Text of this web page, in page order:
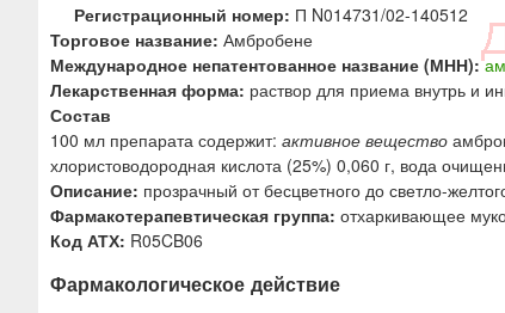
Регистрационный номер: П N014731/02-140512
Торговое название: Амбробене
Международное непатентованное название (МНН):
Лекарственная форма: раствор для приема внутрь и
Состав
100 мл препарата содержит: активное вещество
хлористоводородная кислота (25%) 0,060 г, вода
Описание: прозрачный от бесцветного до светло-
Фармакотерапевтическая группа: отхаркивающее
Код АТХ: R05CB06
Фармакологическое действие